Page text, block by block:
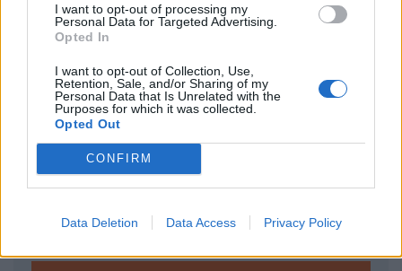
I want to opt-out of processing my
Personal Data for Targeted Advertising.
Opted In
I want to opt-out of Collection, Use,
Retention, Sale, and/or Sharing of my
Personal Data that Is Unrelated with the
Purposes for which it was collected.
Opted Out
CONFIRM
Data Deletion Data Access Privacy Policy
A keresett cikk a portfolio.hu hírarchívumához
tartozik, melynek olvasása előfizetéses
regisztrációhoz kötött.
Az előfizetés a következőket tartalmazza:
Portfolio.hu teljes cikkarchívum